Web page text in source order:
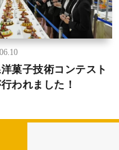
菓子技術コンテスト
われました！